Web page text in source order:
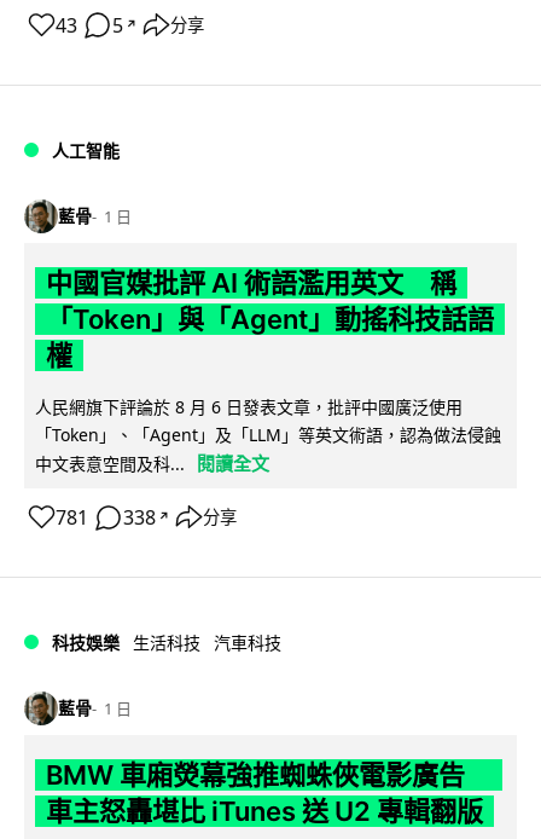
43 5 ↗ 分享
人工智能
藍骨 1 日
中國官媒批評 AI 術語濫用英文 稱
「Token」與「Agent」動搖科技話語
權
人民網旗下評論於 8 月 6 日發表文章，批評中國廣泛使用
「Token」、「Agent」及「LLM」等英文術語，認為做法侵蝕
中文表意空間及科...
閱讀全文
781 338 ↗ 分享
科技娛樂 生活科技 汽車科技
藍骨 1 日
BMW 車廂熒幕強推蜘蛛俠電影廣告
車主怒轟堪比 iTunes 送 U2 專輯翻版